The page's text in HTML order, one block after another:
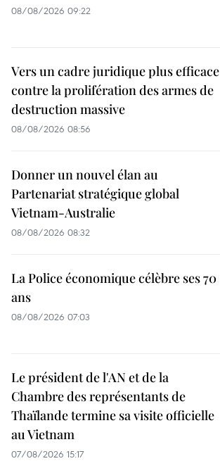
08/08/2026 09:22
Vers un cadre juridique plus efficace
contre la prolifération des armes de
destruction massive
08/08/2026 08:56
Donner un nouvel élan au
Partenariat stratégique global
Vietnam-Australie
08/08/2026 08:32
La Police économique célèbre ses 70
ans
08/08/2026 07:03
Le président de l'AN et de la
Chambre des représentants de
Thaïlande termine sa visite officielle
au Vietnam
07/08/2026 15:17